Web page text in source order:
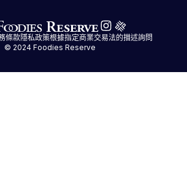
條款隱私政策根據指定商業交易法的描述詢問
© 2024 Foodies Reserve